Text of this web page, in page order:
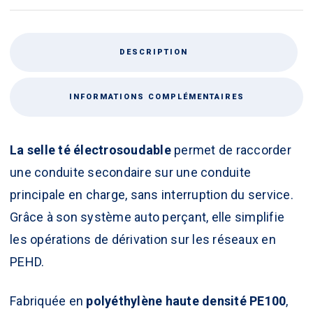
DESCRIPTION
INFORMATIONS COMPLÉMENTAIRES
La selle té électrosoudablepermet de raccorder
une conduite secondaire sur une conduite
principale en charge, sans interruption du service.
Grâce à son système auto perçant, elle simplifie
les opérations de dérivation sur les réseaux en
PEHD.
Fabriquée en polyéthylène haute densité PE100,